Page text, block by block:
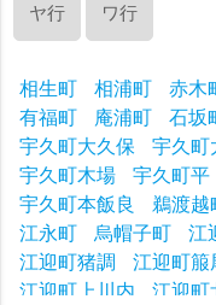
ヤ行 ワ行
相生町 相浦町 赤木
有福町
庵浦町 石坂
宇久町大久保
宇久町
宇久町木場
宇久町平
宇久町本飯良
鵜渡越
江永町
烏帽子町 江
江迎町猪調
江迎町箙
江迎町上川内
江迎町